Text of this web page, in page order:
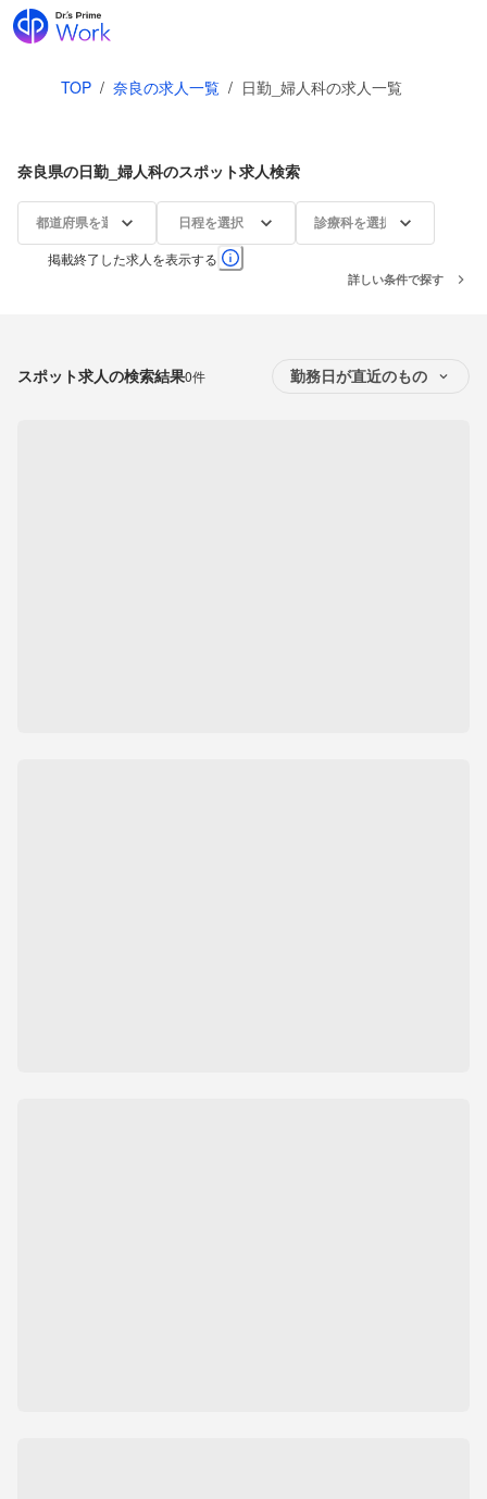
TOP / 奈良の求人一覧 / 日勤_婦人科の求人一覧
奈良県の日勤_婦人科のスポット求人検索
都道府県を選択 日程を選択 診療科を選択
掲載終了した求人を表示する
詳しい条件で探す
スポット求人の検索結果0件 勤務日が直近のもの